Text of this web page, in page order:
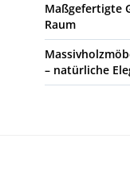
Maßgefertigte
Raum
– natürliche